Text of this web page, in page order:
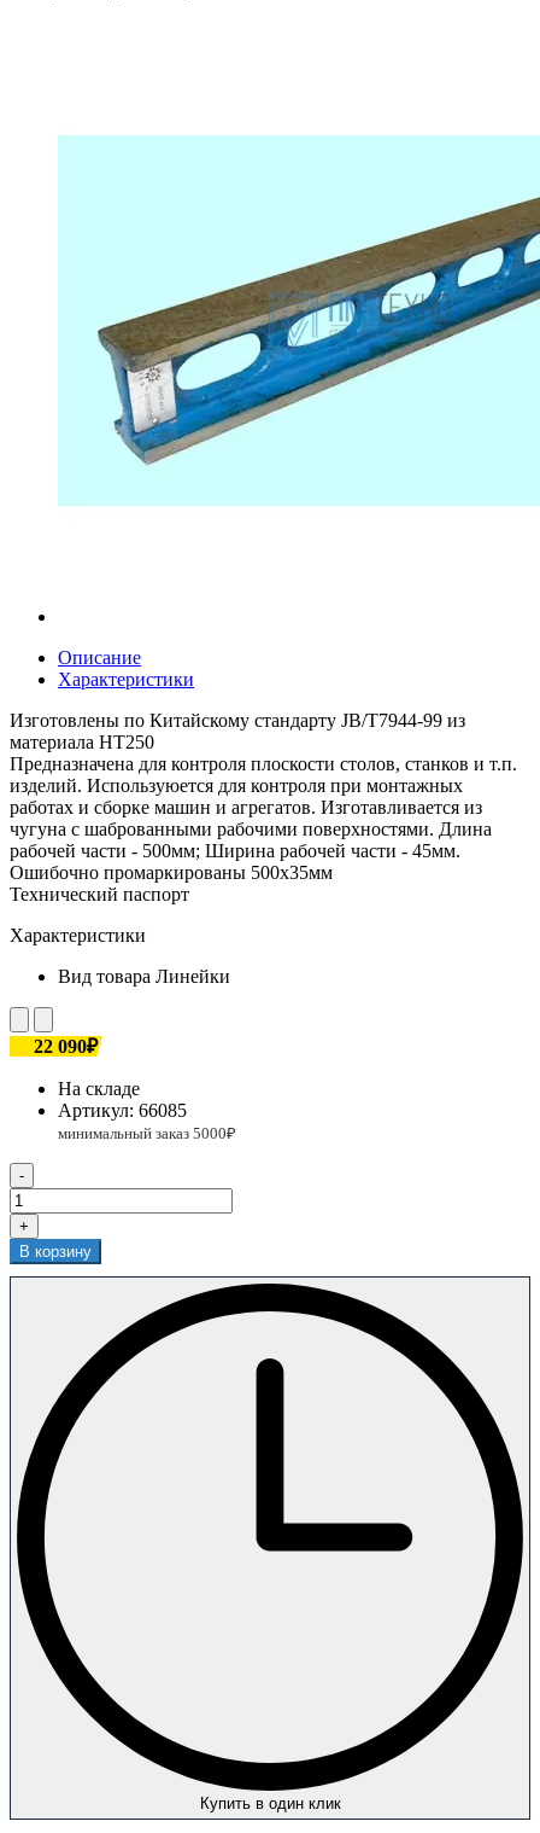
Описание
Характеристики
Изготовлены по Китайскому стандарту JB/T7944-99 из
материала НТ250
Предназначена для контроля плоскости столов, станков и т.п.
изделий. Используюется для контроля при монтажных
работах и сборке машин и агрегатов. Изготавливается из
чугуна с шаброванными рабочими поверхностями. Длина
рабочей части - 500мм; Ширина рабочей части - 45мм.
Ошибочно промаркированы 500х35мм
Технический паспорт
Характеристики
Вид товара Линейки
22 090₽
На складе
Артикул: 66085
-
+
В корзину
Купить в один клик